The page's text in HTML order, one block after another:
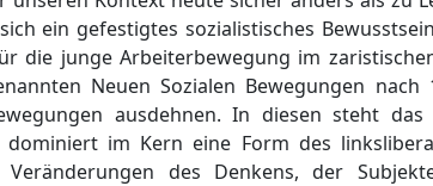
ein gefestigtes sozialistisches
die junge Arbeiterbewegung im
Neuen Sozialen Bewegungen
ausdehnen. In diesen steht
dominiert im Kern eine Form des
Veränderungen des Denkens, der